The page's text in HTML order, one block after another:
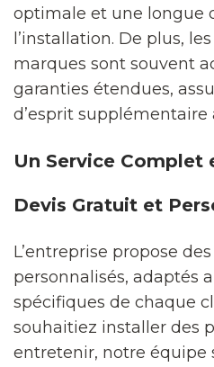
optimale et une longue
l’installation. De plus,
marques sont souvent
garanties étendues,
d’esprit supplémentaire
Un Service Complet
Devis Gratuit et
L’entreprise propose
personnalisés, adaptés
spécifiques de chaque
souhaitiez installer des
entretenir, notre équipe